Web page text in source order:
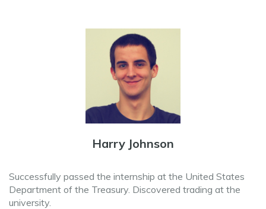
Harry Johnson
Successfully passed the internship at the United States
Department of the Treasury. Discovered trading at the
university.